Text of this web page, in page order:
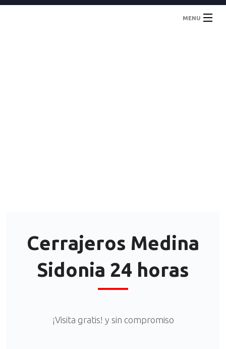
MENU
Cerrajeros Medina
Sidonia 24 horas
¡Visita gratis! y sin compromiso